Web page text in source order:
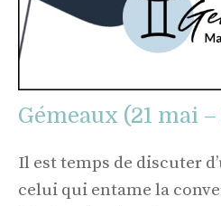
Gémeaux (21 mai
Il est temps de discuter
celui qui entame la